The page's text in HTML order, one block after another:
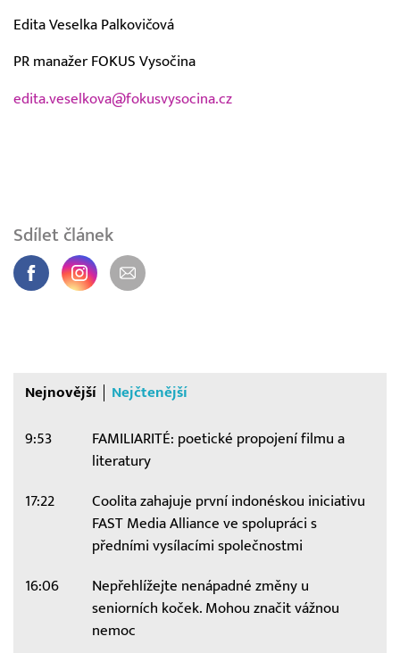
Edita Veselka Palkovičová
PR manažer FOKUS Vysočina
edita.veselkova@fokusvysocina.cz
Sdílet článek
Nejnovější Nejčtenější
9:53
FAMILIARITÉ: poetické propojení filmu a
literatury
17:22
Coolita zahajuje první indonéskou iniciativu
FAST Media Alliance ve spolupráci s
předními vysílacími společnostmi
16:06
Nepřehlížejte nenápadné změny u
seniorních koček. Mohou značit vážnou
nemoc